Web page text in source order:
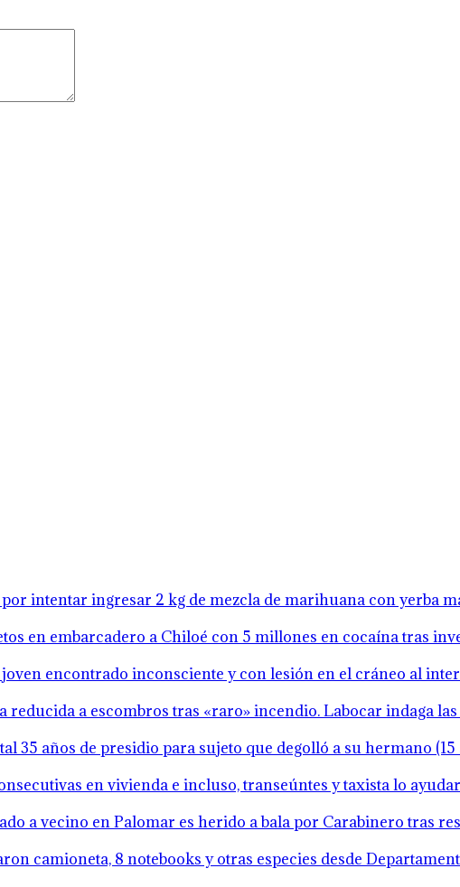
intentar ingresar 2 kg de mezcla de marihuana con yerba
en embarcadero a Chiloé con 5 millones en cocaína tras
encontrado inconsciente y con lesión en el cráneo al
a escombros tras «raro» incendio. Labocar indaga las
35 años de presidio para sujeto que degolló a su hermano
en vivienda e incluso, transeúntes y taxista lo
a vecino en Palomar es herido a bala por Carabinero tras
camioneta, 8 notebooks y otras especies desde